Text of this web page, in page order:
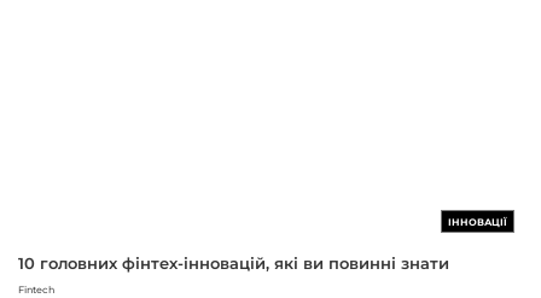
ІННОВАЦІЇ
10 головних фінтех-інновацій, які ви повинні знати
Fintech